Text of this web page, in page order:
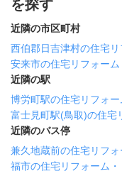
を探す
近隣の市区町村
西伯郡日吉津村の住宅
安来市の住宅リフォー
近隣の駅
博労町駅の住宅リフォ
富士見町駅(鳥取)の住宅
近隣のバス停
兼久地蔵前の住宅リフ
福市の住宅リフォーム